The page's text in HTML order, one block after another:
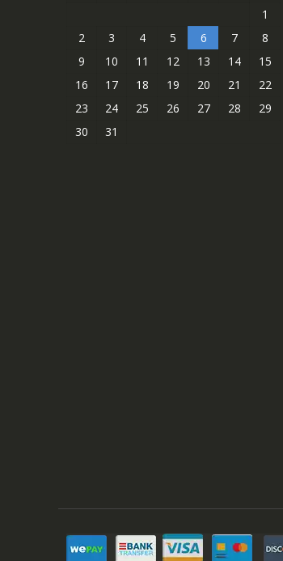
1
2
3 4 5 6 7
8
9
10 11 12 13 14
15
16
17 18 19 20 21
22
23
24 25 26 27 28
29
30
31